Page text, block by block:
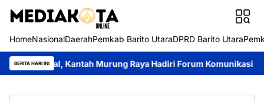
HomeNasionalDaerahPemkab Barito UtaraDPRD Barito Utara
BERITA HARI INI
Murung Raya Hadiri Forum Komunikasi Publik PTUN